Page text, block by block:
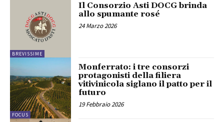
BREVISSIME
Il Consorzio Asti DOCG brinda
allo spumante rosé
24 Marzo 2026
FOCUS
Monferrato: i tre consorzi
protagonisti della filiera
vitivinicola siglano il patto per il
futuro
19 Febbraio 2026